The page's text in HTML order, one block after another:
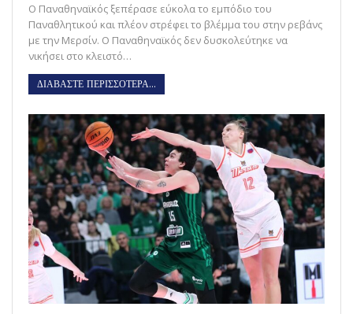
Ο Παναθηναϊκός ξεπέρασε εύκολα το εμπόδιο του
Παναθλητικού και πλέον στρέφει το βλέμμα του στην ρεβάνς
με την Μερσίν. Ο Παναθηναϊκός δεν δυσκολεύτηκε να
νικήσει στο κλειστό…
ΔΙΑΒΑΣΤΕ ΠΕΡΙΣΣΟΤΕΡΑ...